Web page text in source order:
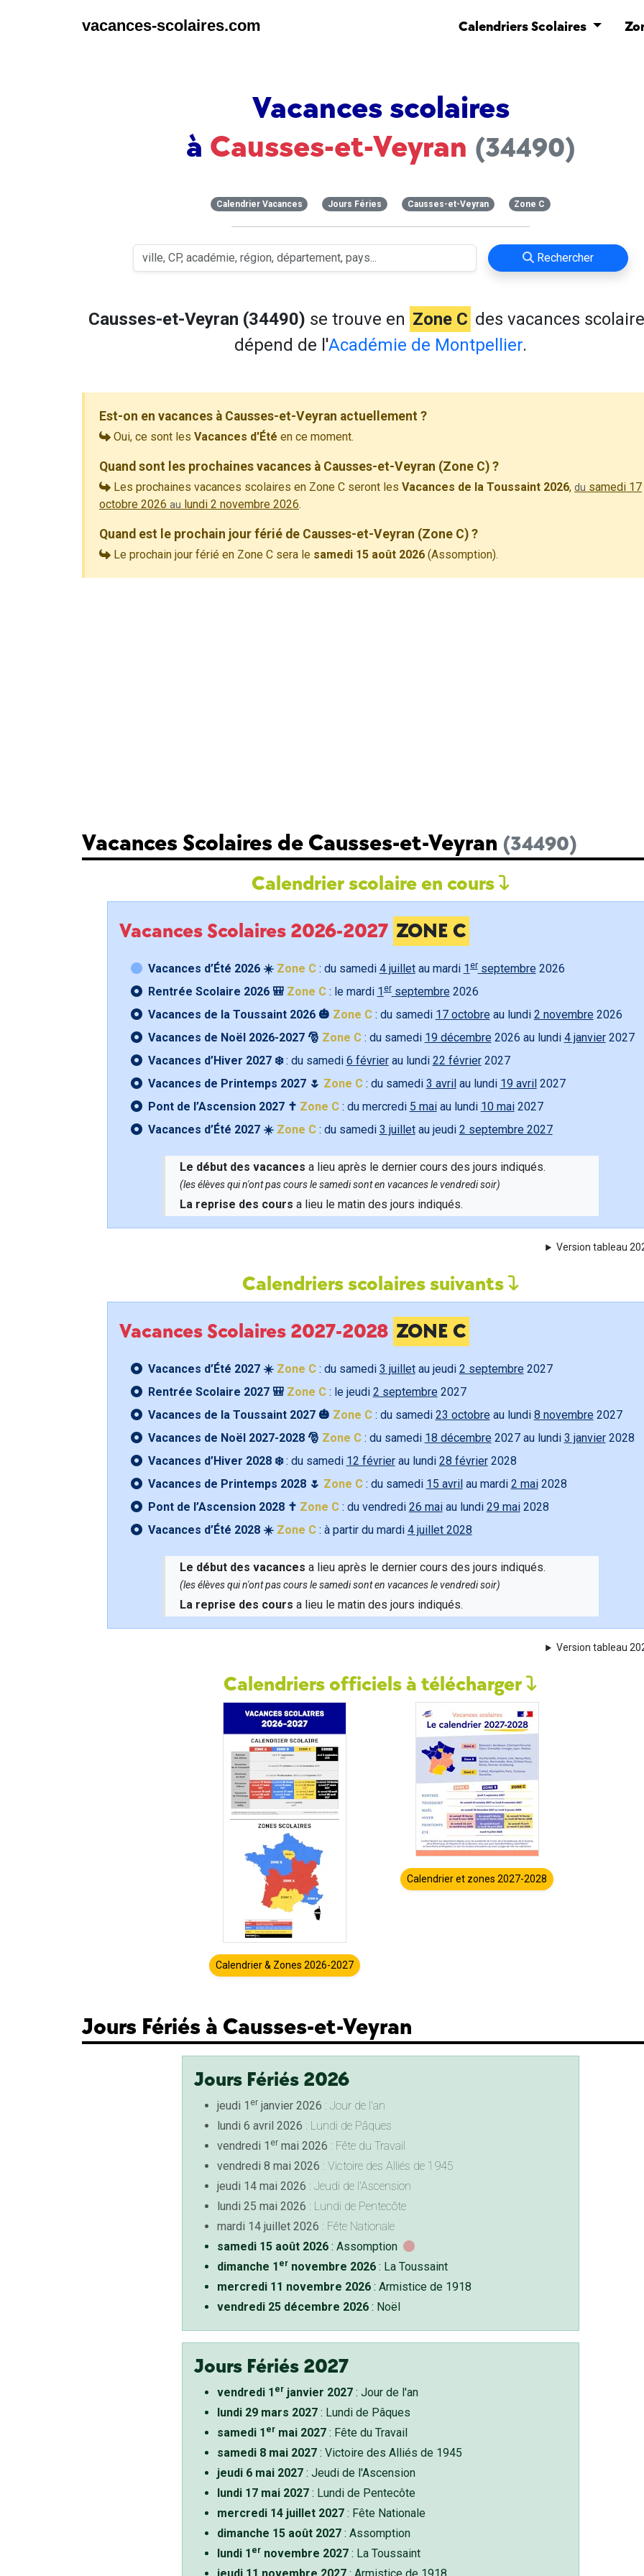
vacances-scolaires.com Calendriers Scolaires
Vacances scolaires
à Causses-et-Veyran (34490)
Calendrier Vacances Jours Féries Causses-et-Veyran Zone C
Rechercher
Causses-et-Veyran (34490) se trouve en Zone C des vacances
dépend de l'Académie de Montpellier.
Est-on en vacances à Causses-et-Veyran actuellement ?
Oui, ce sont les Vacances d'Été en ce moment.
Quand sont les prochaines vacances à Causses-et-Veyran (Zone C) ?
Les prochaines vacances scolaires en Zone C seront les Vacances de la Toussaint 2026, du samedi 17
octobre 2026 au lundi 2 novembre 2026.
Quand est le prochain jour férié de Causses-et-Veyran (Zone C) ?
Le prochain jour férié en Zone C sera le samedi 15 août 2026 (Assomption).
Vacances Scolaires de Causses-et-Veyran (34490)
Calendrier scolaire en cours
Vacances Scolaires 2026-2027 ZONE C
Vacances d’Été 2026 ☀️ Zone C: du samedi 4 juilletau mardi 1 erseptembre 2026
Rentrée Scolaire 2026 🎒 Zone C: le mardi 1erseptembre 2026
Vacances de la Toussaint 2026 🎃 Zone C: du samedi 17 octobre au lundi 2 novembre 2026
Vacances de Noël 2026-2027 🎅 Zone C: du samedi 19 décembre 2026 au lundi 4 janvier2027
Vacances d’Hiver 2027 ❄️: du samedi 6 févrierau lundi 22 février2027
Vacances de Printemps 2027 🌷 Zone C: du samedi 3 avril au lundi 19 avril 2027
Pont de l’Ascension 2027 ✝️ Zone C: du mercredi 5 maiau lundi 10 mai2027
Vacances d’Été 2027 ☀️ Zone C: du samedi 3 juilletau jeudi 2 septembre 2027
Le début des vacances a lieu après le dernier cours des jours indiqués.
(les élèves qui n'ont pas cours le samedi sont en vacances le vendredi soir)
La reprise des cours a lieu le matin des jours indiqués.
Version tableau
Calendriers scolaires suivants
Vacances Scolaires 2027-2028 ZONE C
Vacances d’Été 2027 ☀️ Zone C: du samedi 3 juilletau jeudi 2 septembre 2027
Rentrée Scolaire 2027 🎒 Zone C: le jeudi 2 septembre 2027
Vacances de la Toussaint 2027 🎃 Zone C: du samedi 23 octobre au lundi 8 novembre 2027
Vacances de Noël 2027-2028 🎅 Zone C: du samedi 18 décembre 2027 au lundi 3 janvier2028
Vacances d’Hiver 2028 ❄️: du samedi 12 févrierau lundi 28 février2028
Vacances de Printemps 2028 🌷 Zone C: du samedi 15 avril au mardi 2 mai2028
Pont de l’Ascension 2028 ✝️ Zone C: du vendredi 26 maiau lundi 29 mai2028
Vacances d’Été 2028 ☀️ Zone C: à partir du mardi 4 juillet 2028
Le début des vacances a lieu après le dernier cours des jours indiqués.
(les élèves qui n'ont pas cours le samedi sont en vacances le vendredi soir)
La reprise des cours a lieu le matin des jours indiqués.
Version tableau
Calendriers officiels à télécharger
Calendrier & Zones 2026-2027
Calendrier et zones 2027-2028
Jours Fériés à Causses-et-Veyran
Jours Fériés 2026
jeudi 1 erjanvier 2026 : Jour de l'an
lundi 6 avril 2026 : Lundi de Pâques
vendredi 1 ermai 2026 : Fête du Travail
vendredi 8 mai 2026 : Victoire des Alliés de 1945
jeudi 14 mai 2026 : Jeudi de l'Ascension
lundi 25 mai 2026 : Lundi de Pentecôte
mardi 14 juillet 2026 : Fête Nationale
samedi 15 août 2026: Assomption
dimanche 1 ernovembre 2026: La Toussaint
mercredi 11 novembre 2026: Armistice de 1918
vendredi 25 décembre 2026: Noël
Jours Fériés 2027
vendredi 1 erjanvier 2027: Jour de l'an
lundi 29 mars 2027: Lundi de Pâques
samedi 1 ermai 2027: Fête du Travail
samedi 8 mai 2027: Victoire des Alliés de 1945
jeudi 6 mai 2027: Jeudi de l'Ascension
lundi 17 mai 2027: Lundi de Pentecôte
mercredi 14 juillet 2027: Fête Nationale
dimanche 15 août 2027: Assomption
lundi 1 ernovembre 2027: La Toussaint
jeudi 11 novembre 2027: Armistice de 1918